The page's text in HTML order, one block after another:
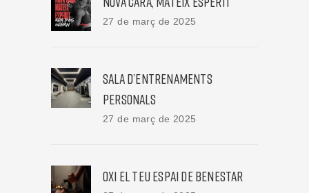
27 de març de 2025
SALA D’ENTRENAMENTS
PERSONALS
27 de març de 2025
OXI EL TEU ESPAI DE BENESTAR